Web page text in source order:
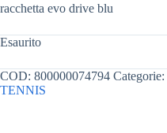
originale
159,50€.
attuale
149,00€.
racchetta evo drive blu
Esaurito
COD: 800000074794 Categorie:
TENNIS